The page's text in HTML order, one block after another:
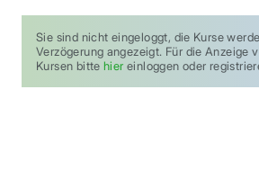
Sie sind nicht eingeloggt, die Kurse
Verzögerung angezeigt. Für die Anzeige
Kursen bittehier einloggen oder